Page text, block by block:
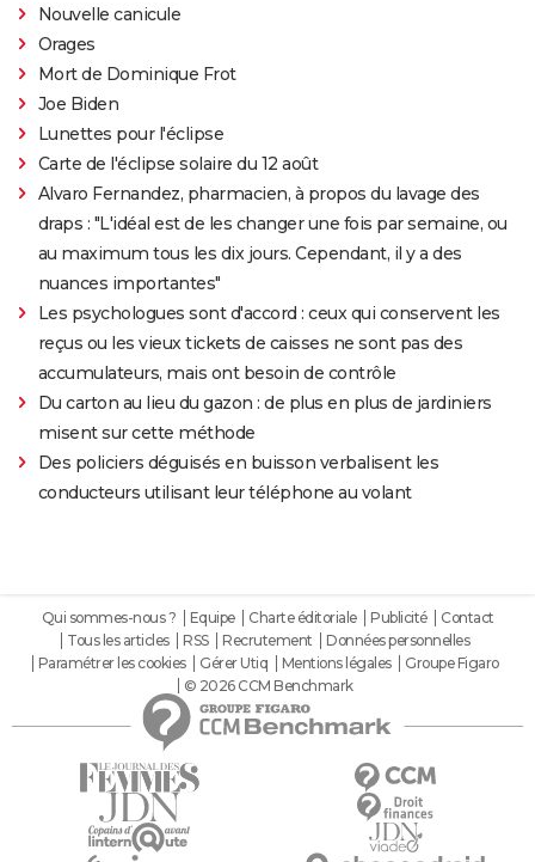
Nouvelle canicule
Orages
Mort de Dominique Frot
Joe Biden
Lunettes pour l'éclipse
Carte de l'éclipse solaire du 12 août
Alvaro Fernandez, pharmacien, à propos du lavage des
draps : "L'idéal est de les changer une fois par semaine, ou
au maximum tous les dix jours. Cependant, il y a des
nuances importantes"
Les psychologues sont d'accord : ceux qui conservent les
reçus ou les vieux tickets de caisses ne sont pas des
accumulateurs, mais ont besoin de contrôle
Du carton au lieu du gazon : de plus en plus de jardiniers
misent sur cette méthode
Des policiers déguisés en buisson verbalisent les
conducteurs utilisant leur téléphone au volant
Qui sommes-nous ? Equipe Charte éditoriale Publicité
Contact
Tous les articles
RSS Recrutement
Données personnelles
Paramétrer les cookies
Gérer Utiq Mentions légales
Groupe Figaro
© 2026 CCM Benchmark